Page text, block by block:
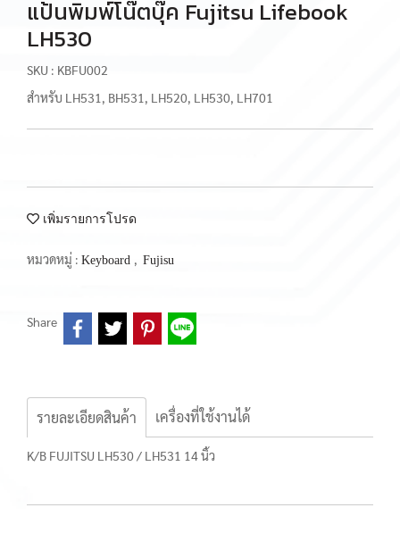
แป้นพิมพ์โน๊ตบุ๊ค Fujitsu Lifebook
LH530
SKU : KBFU002
สำหรับ LH531, BH531, LH520, LH530, LH701
เพิ่มรายการโปรด
หมวดหมู่ : Keyboard , Fujisu
Share
รายละเอียดสินค้า เครื่องที่ใช้งานได้
K/B FUJITSU LH530 / LH531 14 นิ้ว